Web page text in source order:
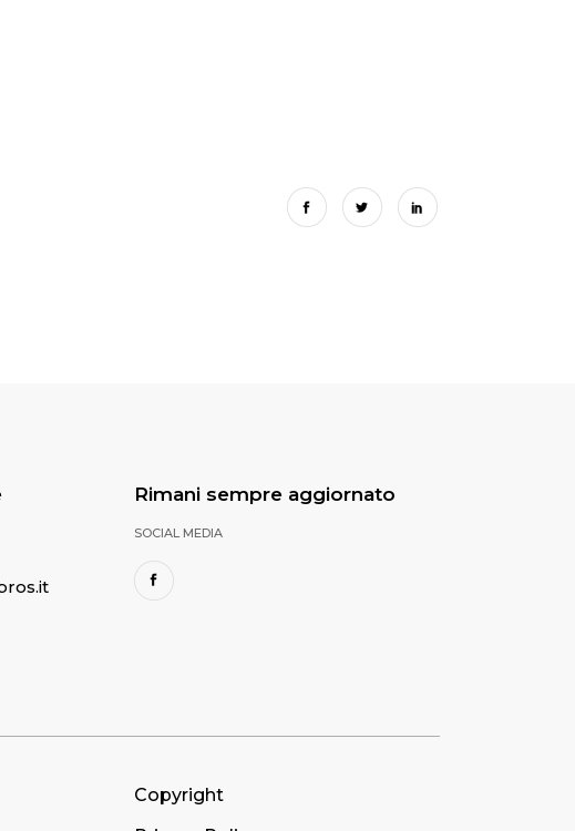
Rimani sempre aggiornato
SOCIAL MEDIA
Copyright